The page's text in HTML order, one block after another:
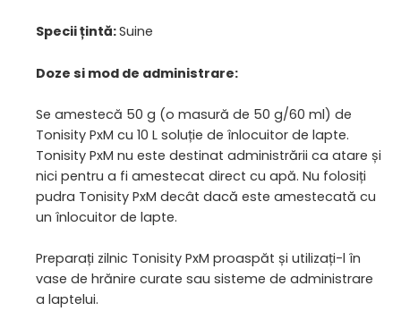
Specii țintă:Suine
Doze si mod de administrare:
Se amestecă 50 g (o masură de 50 g/60 ml) de
Tonisity PxM cu 10 L soluție de înlocuitor de lapte.
Tonisity PxM nu este destinat administrării ca atare și
nici pentru a fi amestecat direct cu apă. Nu folosiți
pudra Tonisity PxM decât dacă este amestecată cu
un înlocuitor de lapte.
Preparați zilnic Tonisity PxM proaspăt și utilizați-l în
vase de hrănire curate sau sisteme de administrare
a laptelui.